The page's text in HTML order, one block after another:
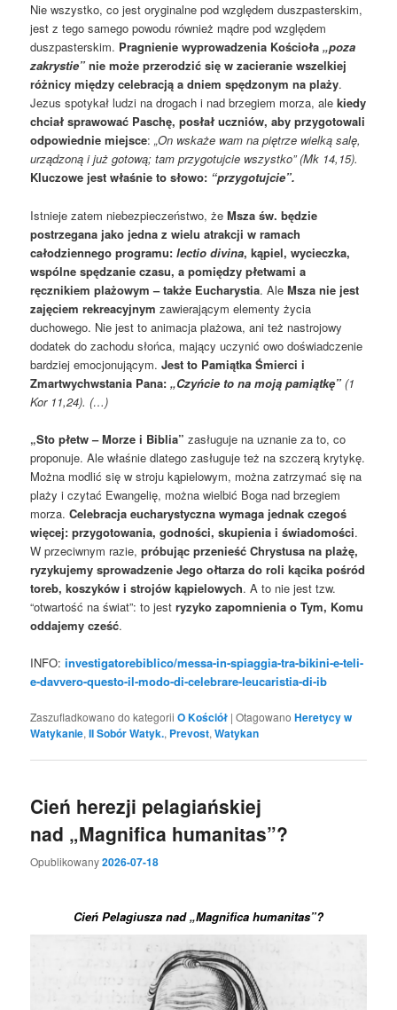
Nie wszystko, co jest oryginalne pod względem duszpasterskim,
jest z tego samego powodu również mądre pod względem
duszpasterskim. Pragnienie wyprowadzenia Kościoła„poza
zakrystie” nie może przerodzić się w zacieranie wszelkiej
różnicy między celebracją a dniem spędzonym na plaży.
Jezus spotykał ludzi na drogach i nad brzegiem morza, alekiedy
chciał sprawować Paschę, posłał uczniów, aby przygotowali
odpowiednie miejsce:„On wskaże wam na piętrze wielką salę,
urządzoną i już gotową; tam przygotujcie wszystko” (Mk 14,15).
Kluczowe jest właśnie to słowo: “przygotujcie”.
Istnieje zatem niebezpieczeństwo, żeMsza św. będzie
postrzegana jako jedna z wielu atrakcji w ramach
całodziennego programu: lectio divina, kąpiel, wycieczka,
wspólne spędzanie czasu, a pomiędzy płetwami a
ręcznikiem plażowym – także Eucharystia. AleMsza nie jest
zajęciem rekreacyjnym zawierającym elementy życia
duchowego. Nie jest to animacja plażowa, ani też nastrojowy
dodatek do zachodu słońca, mający uczynić owo doświadczenie
bardziej emocjonującym.Jest to Pamiątka Śmierci i
Zmartwychwstania Pana:„Czyńcie to na moją pamiątkę” (1
Kor 11,24). (…)
„Sto płetw – Morze i Biblia” zasługuje na uznanie za to, co
proponuje. Ale właśnie dlatego zasługuje też na szczerą krytykę.
Można modlić się w stroju kąpielowym, można zatrzymać się na
plaży i czytać Ewangelię, można wielbić Boga nad brzegiem
morza.Celebracja eucharystyczna wymaga jednak czegoś
więcej: przygotowania, godności, skupienia i świadomości.
W przeciwnym razie,próbując przenieść Chrystusa na plażę,
ryzykujemy sprowadzenie Jego ołtarza do roli kącika pośród
toreb, koszyków i strojów kąpielowych. A to nie jest tzw.
“otwartość na świat”: to jestryzyko zapomnienia o Tym, Komu
oddajemy cześć.
INFO:investigatorebiblico/messa-in-spiaggia-tra-bikini-e-teli-
e-davvero-questo-il-modo-di-celebrare-leucaristia-di-ib
Zaszufladkowano do kategorii O Kościół |Otagowano Heretycy w
Watykanie,II Sobór Watyk., Prevost,Watykan
Cień herezji pelagiańskiej
nad „Magnifica humanitas”?
Opublikowany2026-07-18
Cień Pelagiusza nad „Magnifica humanitas”?